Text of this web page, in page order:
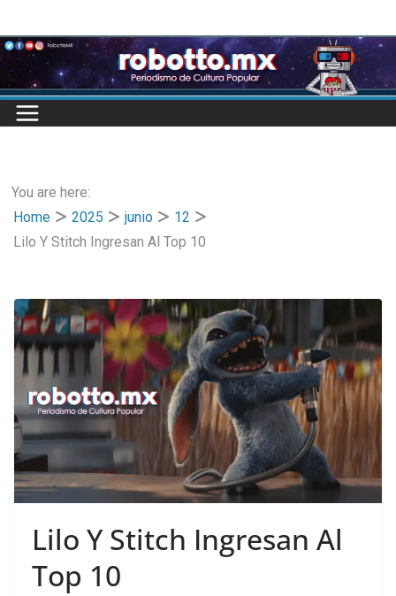
to
content
You are here:
Home
2025 junio
12
Lilo Y Stitch Ingresan Al Top 10
Lilo Y Stitch Ingresan Al
Top 10